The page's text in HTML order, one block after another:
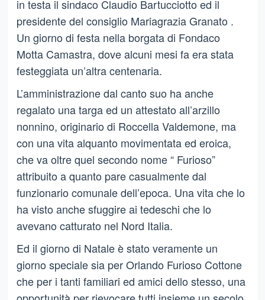
in testa il sindaco Claudio Bartucciotto ed il
presidente del consiglio Mariagrazia Granato .
Un giorno di festa nella borgata di Fondaco
Motta Camastra, dove alcuni mesi fa era stata
festeggiata un’altra centenaria.
L’amministrazione dal canto suo ha anche
regalato una targa ed un attestato all’arzillo
nonnino, originario di Roccella Valdemone, ma
con una vita alquanto movimentata ed eroica,
che va oltre quel secondo nome “ Furioso”
attribuito a quanto pare casualmente dal
funzionario comunale dell’epoca. Una vita che lo
ha visto anche sfuggire ai tedeschi che lo
avevano catturato nel Nord Italia.
Ed il giorno di Natale è stato veramente un
giorno speciale sia per Orlando Furioso Cottone
che per i tanti familiari ed amici dello stesso, una